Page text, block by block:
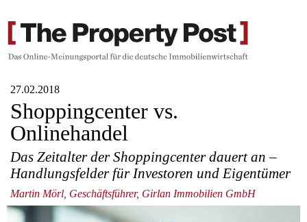
27.02.2018
Shoppingcenter vs.
Onlinehandel
Das Zeitalter der Shoppingcenter dauert an –
Handlungsfelder für Investoren und Eigentümer
Martin Mörl, Geschäftsführer, Girlan Immobilien GmbH